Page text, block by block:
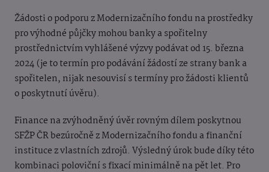
Žádosti o podporu z Modernizačního fondu na prostředky
pro výhodné půjčky mohou banky a spořitelny
prostřednictvím vyhlášené výzvy podávat od 15. března
2024 (je to termín pro podávání žádostí ze strany bank a
spořitelen, nijak nesouvisí s termíny pro žádosti klientů
o poskytnutí úvěru).
Finance na zvýhodněný úvěr rovným dílem poskytnou
SFŽP ČR bezúročně z Modernizačního fondu a finanční
instituce z vlastních zdrojů. Výsledný úrok bude díky této
kombinaci poloviční s fixací minimálně na pět let. Pro